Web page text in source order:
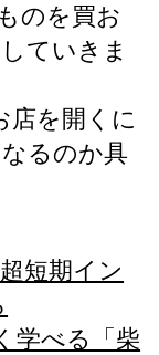
のを買お
ていきま
店を開くに
るのか具
短期イン
学べる「柴